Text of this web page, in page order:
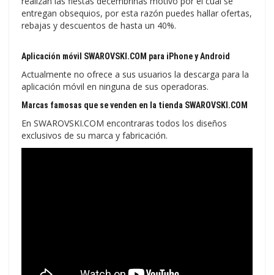
entregan obsequios, por esta razón puedes hallar ofertas,
rebajas y descuentos de hasta un 40%.
Aplicación móvil SWAROVSKI.COM para iPhone y Android
Actualmente no ofrece a sus usuarios la descarga para la
aplicación móvil en ninguna de sus operadoras.
Marcas famosas que se venden en la tienda SWAROVSKI.COM
En SWAROVSKI.COM encontraras todos los diseños
exclusivos de su marca y fabricación.